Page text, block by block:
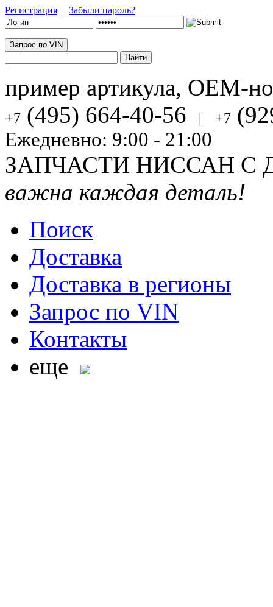
Регистрация | Забыли пароль?
Запрос по VIN
пример артикула, OEM-
+7 (495) 664-40-56 | +7
Ежедневно: 9:00 - 21:00
ЗАПЧАСТИ НИССАН С
важна каждая деталь!
Поиск
Доставка
Доставка в регионы
Запрос по VIN
Контакты
еще